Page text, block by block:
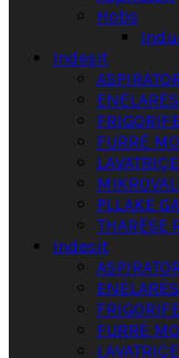
Hobs
Indesit
FURRË
LAVATRIÇE
PLLAKË
THARËSE
Indesit
FURRË
LAVATRIÇE